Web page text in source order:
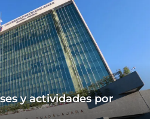
y actividades por